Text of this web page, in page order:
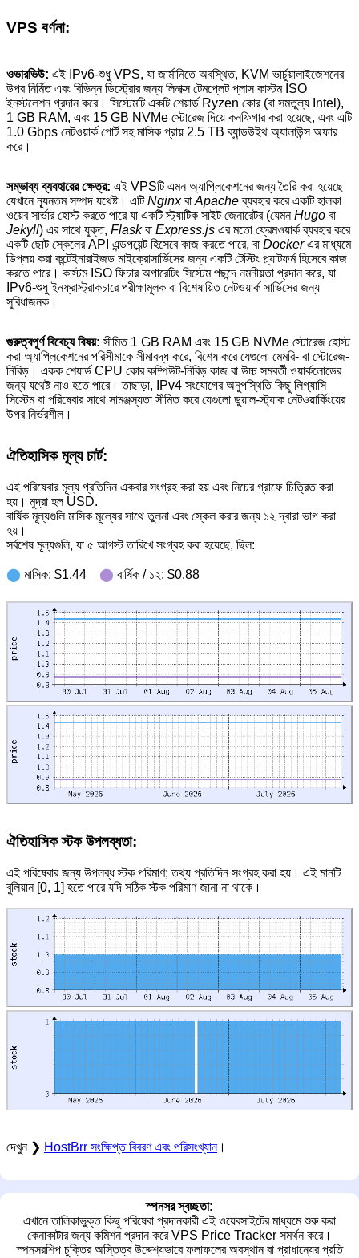
VPS বর্ণনা:
ওভারভিউ: এই IPv6-শুধু VPS, যা জার্মানিতে অবস্থিত, KVM ভার্চুয়ালাইজেশনের
উপর নির্মিত এবং বিভিন্ন ডিস্ট্রোর জন্য লিনাক্স টেমপ্লেট প্লাস কাস্টম ISO
ইনস্টলেশন প্রদান করে। সিস্টেমটি একটি শেয়ার্ড Ryzen কোর (বা সমতুল্য Intel),
1 GB RAM, এবং 15 GB NVMe স্টোরেজ দিয়ে কনফিগার করা হয়েছে, এবং এটি
1.0 Gbps নেটওয়ার্ক পোর্ট সহ মাসিক প্রায় 2.5 TB ব্যান্ডউইথ অ্যালাউন্স অফার
করে।
সম্ভাব্য ব্যবহারের ক্ষেত্র: এই VPSটি এমন অ্যাপ্লিকেশনের জন্য তৈরি করা হয়েছে
যেখানে ন্যূনতম সম্পদ যথেষ্ট। এটিNginxবা Apacheব্যবহার করে একটি হালকা
ওয়েব সার্ভার হোস্ট করতে পারে যা একটি স্ট্যাটিক সাইট জেনারেটর (যেমনHugo বা
Jekyll) এর সাথে যুক্ত, Flaskবা Express.js এর মতো ফ্রেমওয়ার্ক ব্যবহার করে
একটি ছোট স্কেলের API এন্ডপয়েন্ট হিসেবে কাজ করতে পারে, বা Dockerএর মাধ্যমে
ডিপ্লয় করা কন্টেইনারাইজড মাইক্রোসার্ভিসের জন্য একটি টেস্টিং প্ল্যাটফর্ম হিসেবে কাজ
করতে পারে। কাস্টম ISO ফিচার অপারেটিং সিস্টেম পছন্দে নমনীয়তা প্রদান করে, যা
IPv6-শুধু ইনফ্রাস্ট্রাকচারে পরীক্ষামূলক বা বিশেষায়িত নেটওয়ার্ক সার্ভিসের জন্য
সুবিধাজনক।
গুরুত্বপূর্ণ বিবেচ্য বিষয়: সীমিত 1 GB RAM এবং 15 GB NVMe স্টোরেজ হোস্ট
করা অ্যাপ্লিকেশনের পরিসীমাকে সীমাবদ্ধ করে, বিশেষ করে যেগুলো মেমরি- বা স্টোরেজ-
নিবিড়। একক শেয়ার্ড CPU কোর কম্পিউট-নিবিড় কাজ বা উচ্চ সমবর্তী ওয়ার্কলোডের
জন্য যথেষ্ট নাও হতে পারে। তাছাড়া, IPv4 সংযোগের অনুপস্থিতি কিছু লিগ্যাসি
সিস্টেম বা পরিষেবার সাথে সামঞ্জস্যতা সীমিত করে যেগুলো ডুয়াল-স্ট্যাক নেটওয়ার্কিংয়ের
উপর নির্ভরশীল।
ঐতিহাসিক মূল্য চার্ট:
এই পরিষেবার মূল্য প্রতিদিন একবার সংগ্রহ করা হয় এবং নিচের গ্রাফে চিত্রিত করা
হয়। মুদ্রা হল USD.
বার্ষিক মূল্যগুলি মাসিক মূল্যের সাথে তুলনা এবং স্কেল করার জন্য ১২ দ্বারা ভাগ করা
হয়।
সর্বশেষ মূল্যগুলি, যা ৫ আগস্ট তারিখে সংগ্রহ করা হয়েছে, ছিল:
⬤ মাসিক: $1.44 ⬤ বার্ষিক / ১২: $0.88
ঐতিহাসিক স্টক উপলব্ধতা:
এই পরিষেবার জন্য উপলব্ধ স্টক পরিমাণ; তথ্য প্রতিদিন সংগ্রহ করা হয়। এই মানটি
বুলিয়ান [0, 1] হতে পারে যদি সঠিক স্টক পরিমাণ জানা না থাকে।
দেখুন ❯ HostBrr সংক্ষিপ্ত বিবরণ এবং পরিসংখ্যান।
স্পনসর স্বচ্ছতা:
এখানে তালিকাভুক্ত কিছু পরিষেবা প্রদানকারী এই ওয়েবসাইটের মাধ্যমে শুরু করা
কেনাকাটার জন্য কমিশন প্রদান করে VPS Price Tracker সমর্থন করে।
স্পনসরশিপ চুক্তির অস্তিত্ব উদ্দেশ্যভাবে ফলাফলের অবস্থান বা প্রাধান্যের প্রতি